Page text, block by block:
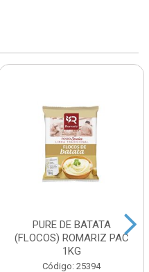
PURE DE BATATA
(FLOCOS) ROMARIZ PAC
1KG
Código: 25394